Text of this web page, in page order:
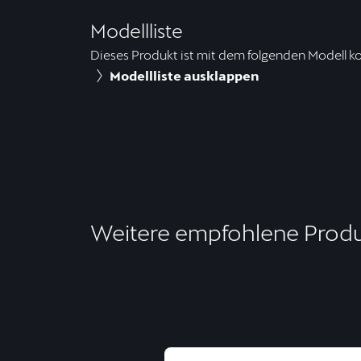
Modellliste
Dieses Produkt ist mit dem folgenden Modell
Modellliste ausklappen
Weitere empfohlene